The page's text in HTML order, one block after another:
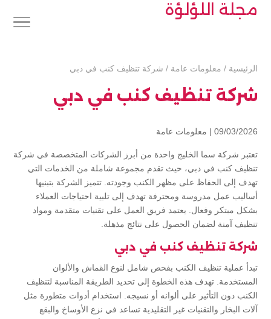
مجلة اللؤلؤة
الرئيسية / معلومات عامة / شركة تنظيف كنب في دبي
شركة تنظيف كنب في دبي
09/03/2026 | معلومات عامة
تعتبر شركة سما الخليج واحدة من أبرز الشركات المتخصصة في شركة
تنظيف كنب في دبي، حيث تقدم مجموعة شاملة من الخدمات التي
تهدف إلى الحفاظ على مظهر الكنب وجودته. تتميز الشركة بتبنيها
أساليب عمل مدروسة ومحترفة تهدف إلى تلبية احتياجات العملاء
بشكل مبتكر وفعال. يعتمد فريق العمل على تقنيات متقدمة ومواد
تنظيف آمنة لضمان الحصول على نتائج مذهلة.
شركة تنظيف كنب في دبي
تبدأ عملية تنظيف الكنب بفحص شامل لنوع القماش والألوان
المستخدمة. تهدف هذه الخطوة إلى تحديد الطريقة المناسبة لتنظيف
الكنب دون التأثير على ألوانه أو نسيجه. استخدام أدوات متطورة مثل
آلات البخار والتقنيات غير التقليدية تساعد في نزع الأوساخ والبقع